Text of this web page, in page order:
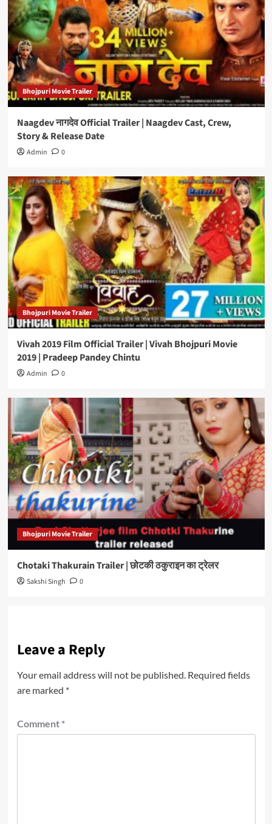
Bhojpuri Movie Trailer
Naagdev नागदेव Official Trailer | Naagdev Cast, Crew,
Story & Release Date
Admin 0
Bhojpuri Movie Trailer
Vivah 2019 Film Official Trailer | Vivah Bhojpuri Movie
2019 | Pradeep Pandey Chintu
Admin 0
Bhojpuri Movie Trailer
Chotaki Thakurain Trailer | छोटकी ठकुराइन का ट्रेलर
Sakshi Singh 0
Leave a Reply
Your email address will not be published. Required fields
are marked *
Comment *